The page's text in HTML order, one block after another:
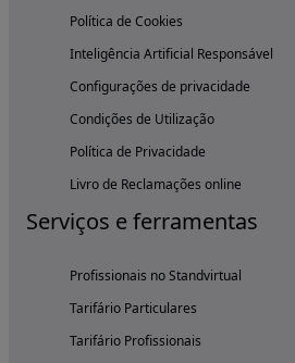
Política de Cookies
Inteligência Artificial Responsável
Configurações de privacidade
Condições de Utilização
Política de Privacidade
Livro de Reclamações online
Serviços e ferramentas
Profissionais no Standvirtual
Tarifário Particulares
Tarifário Profissionais